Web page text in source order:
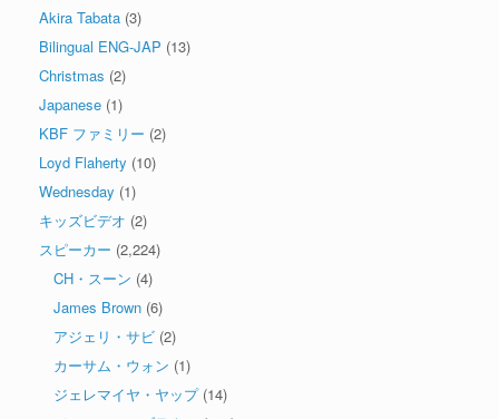
Akira Tabata (3)
Bilingual ENG-JAP (13)
Christmas (2)
Japanese (1)
KBF ファミリー (2)
Loyd Flaherty (10)
Wednesday (1)
キッズビデオ (2)
スピーカー (2,224)
CH・スーン (4)
James Brown (6)
アジェリ・サビ (2)
カーサム・ウォン (1)
ジェレマイヤ・ヤップ(14)